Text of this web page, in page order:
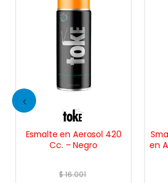
Esmalte en Aerosol 420
Cc. – Negro
$16.001
en